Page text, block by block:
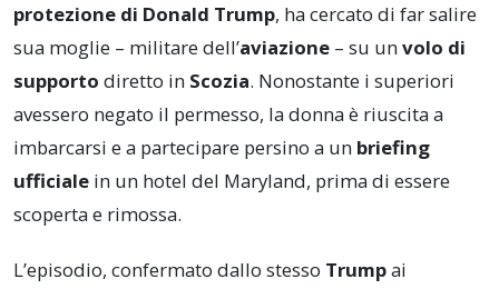
protezione di Donald Trump, ha cercato di far salire
sua moglie – militare dell’aviazione – su unvolo di
supporto diretto in Scozia. Nonostante i superiori
avessero negato il permesso, la donna è riuscita a
imbarcarsi e a partecipare persino a un briefing
ufficiale in un hotel del Maryland, prima di essere
scoperta e rimossa.
L’episodio, confermato dallo stesso Trumpai